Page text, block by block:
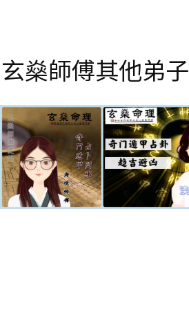
玄燊師傅其他弟子